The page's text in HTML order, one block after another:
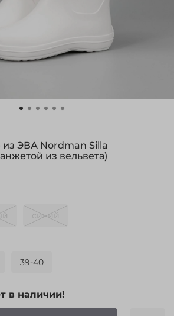
ЭВА Nordman Silla
из вельвета)
в наличии!
синий
39-40